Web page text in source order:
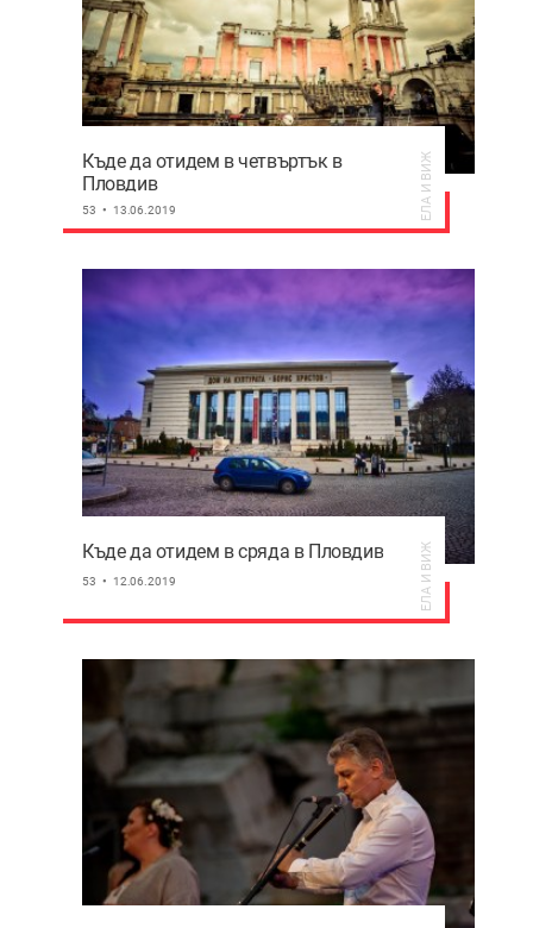
Къде да отидем в четвъртък в
Пловдив
53 13.06.2019 ЕЛА И ВИЖ
Къде да отидем в сряда в Пловдив
53 12.06.2019 ЕЛА И ВИЖ